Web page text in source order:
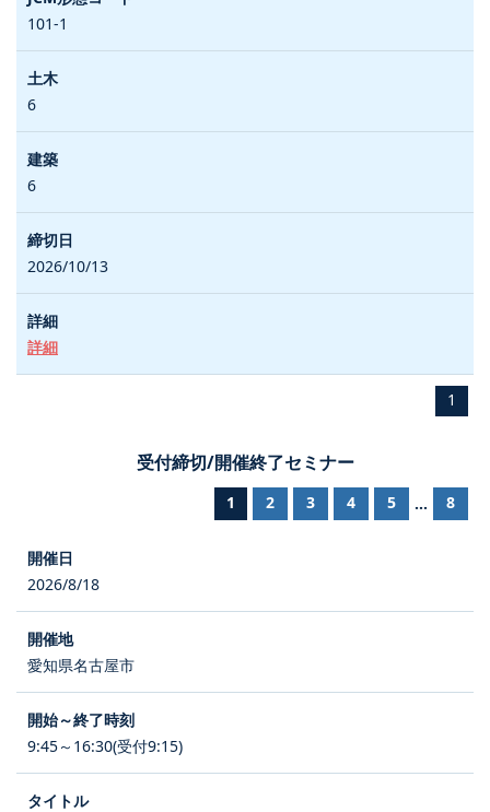
101-1
6
6
2026/10/13
詳細
1
受付締切/開催終了セミナー
1 2 3 4 5 ... 8
2026/8/18
愛知県名古屋市
9:45～16:30(受付9:15)